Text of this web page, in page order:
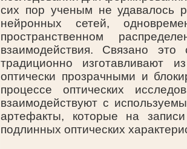
сих пор ученым не удавалось
нейронных сетей,
пространственном
взаимодействия. Связано
традиционно изготавливают
оптически прозрачными и
процессе оптических
взаимодействуют с
артефакты, которые на
подлинных оптических